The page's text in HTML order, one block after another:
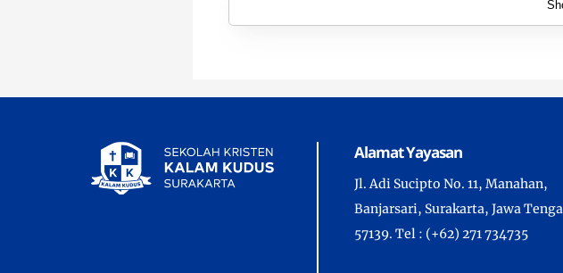
Alamat Yayasan
Jl. Adi Sucipto No. 11, Manahan,
Banjarsari, Surakarta, Jawa
57139. Tel : (+62) 271 734735